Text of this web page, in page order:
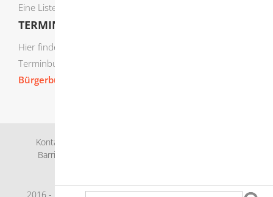
Eine Liste der Mitarbeiter von A-Z finden Sie
TERMIN ONLINE BUCHEN
Hier finden Sie die verfügbaren Sachgebiete zur Online-
Terminbuchung:
Bürgerbüro Termine online buchen
Kontakt
Barrierefreiheit
2016 - 2026 © Herbrechtingen |powered byKomm.ONE